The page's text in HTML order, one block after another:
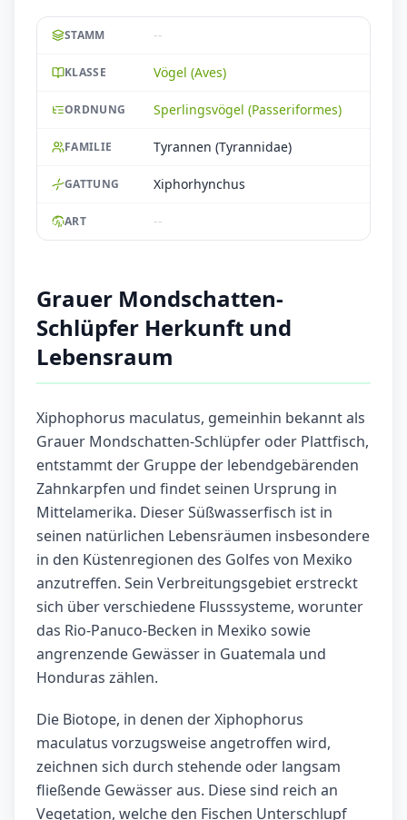
STAMM --
KLASSE Vögel (Aves)
ORDNUNG Sperlingsvögel (Passeriformes)
FAMILIE Tyrannen (Tyrannidae)
GATTUNG Xiphorhynchus
ART --
Grauer Mondschatten-
Schlüpfer Herkunft und
Lebensraum
Xiphophorus maculatus, gemeinhin bekannt als
Grauer Mondschatten-Schlüpfer oder Plattfisch,
entstammt der Gruppe der lebendgebärenden
Zahnkarpfen und findet seinen Ursprung in
Mittelamerika. Dieser Süßwasserfisch ist in
seinen natürlichen Lebensräumen insbesondere
in den Küstenregionen des Golfes von Mexiko
anzutreffen. Sein Verbreitungsgebiet erstreckt
sich über verschiedene Flusssysteme, worunter
das Rio-Panuco-Becken in Mexiko sowie
angrenzende Gewässer in Guatemala und
Honduras zählen.
Die Biotope, in denen der Xiphophorus
maculatus vorzugsweise angetroffen wird,
zeichnen sich durch stehende oder langsam
fließende Gewässer aus. Diese sind reich an
Vegetation, welche den Fischen Unterschlupf